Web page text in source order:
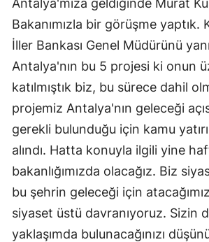
Antalya'mıza geldiğinde Murat
Bakanımızla bir görüşme yaptık.
İller Bankası Genel Müdürünü
Antalya'nın bu 5 projesi ki onun
katılmıştık biz, bu sürece dahil
projemiz Antalya'nın geleceği
gerekli bulunduğu için kamu
alındı. Hatta konuyla ilgili yine
bakanlığımızda olacağız. Biz
bu şehrin geleceği için
siyaset üstü davranıyoruz. Sizin
yaklaşımda bulunacağınızı